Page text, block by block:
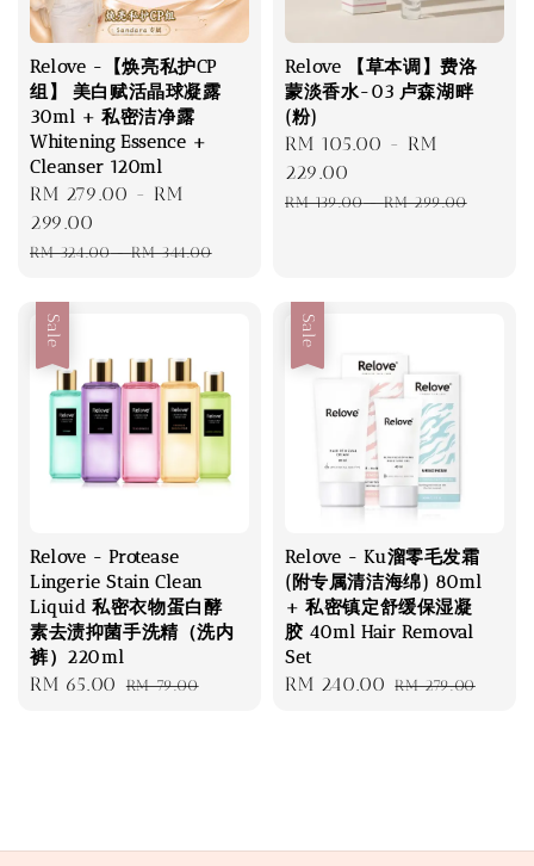
Relove -【焕亮私护CP
组】 美白赋活晶球凝露
30ml + 私密洁净露
Whitening Essence +
Cleanser 120ml
Sale
price
RM 279.00 - RM
299.00
Regular
RM 324.00-RM 344.00
Relove 【草本调】费洛
蒙淡香水-03 卢森湖畔
(粉)
Sale
price
RM 105.00 - RM
229.00
Regular
RM 139.00-RM 299.00
Sale
Relove - Protease
Lingerie Stain Clean
Liquid 私密衣物蛋白酵
素去渍抑菌手洗精（洗内
裤）220ml
Sale
RM 65.00 Regular
RM 79.00
Sale
Relove - Ku溜零毛发霜
(附专属清洁海绵) 80ml
+ 私密镇定舒缓保湿凝
胶 40ml Hair Removal
Set
Sale
RM 240.00 Regular
RM 279.00